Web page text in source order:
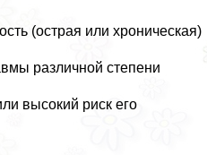
(острая или хроническая)
различной степени
высокий риск его